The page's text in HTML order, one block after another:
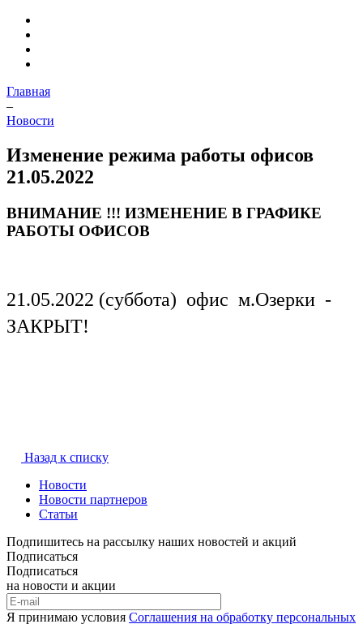
Главная
–
Новости
Изменение режима работы офисов
21.05.2022
ВНИМАНИЕ !!! ИЗМЕНЕНИЕ В ГРАФИКЕ
РАБОТЫ ОФИСОВ
21.05.2022 (суббота) офис м.Озерки -
ЗАКРЫТ!
Назад к списку
Новости
Новости партнеров
Статьи
Подпишитесь на рассылку наших новостей и акций
Подписаться
Подписаться
на новости и акции
Я принимаю условия Соглашения на обработку персональных